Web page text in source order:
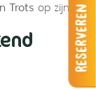
Trots op zijn! Reserveren